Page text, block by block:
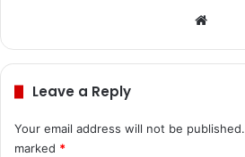
te
Leave a Reply
Your email address will not be published.
marked *